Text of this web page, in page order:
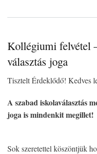
Kollégiumi felvétel
választás joga
Tisztelt Érdeklődő! Kedves
A szabad iskolaválasztás
joga is mindenkit megillet!
Sok szeretettel köszöntjük